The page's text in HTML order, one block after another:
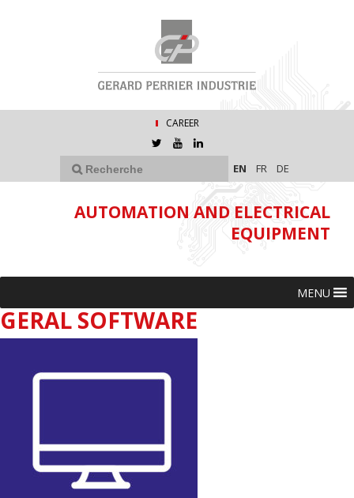
CAREER
EN FR DE
AUTOMATION AND ELECTRICAL
EQUIPMENT
MENU
GERAL SOFTWARE